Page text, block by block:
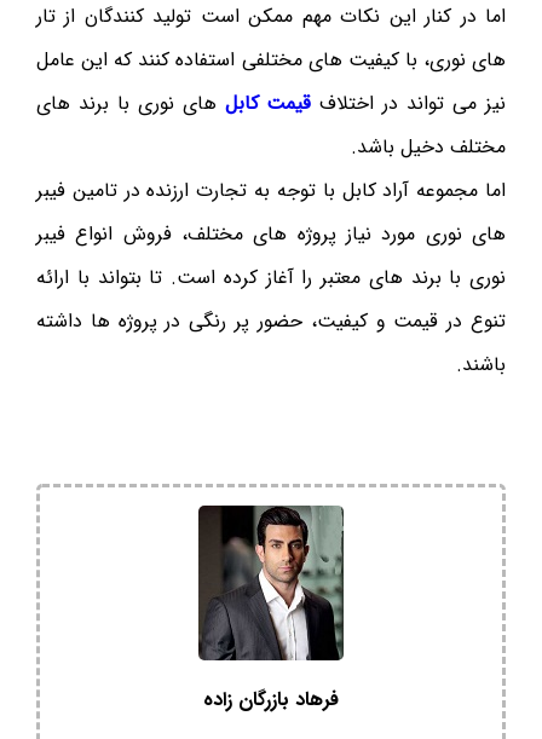
اما در کنار این نکات مهم ممکن است تولید کنندگان از تار
های نوری، با کیفیت های مختلفی استفاده کنند که این عامل
نیز می تواند در اختلاف قیمت کابل های نوری با برند های
مختلف دخیل باشد.
اما مجموعه آراد کابل با توجه به تجارت ارزنده در تامین فیبر
های نوری مورد نیاز پروژه های مختلف، فروش انواع فیبر
نوری با برند های معتبر را آغاز کرده است. تا بتواند با ارائه
تنوع در قیمت و کیفیت، حضور پر رنگی در پروژه ها داشته
باشند.
فرهاد بازرگان زاده